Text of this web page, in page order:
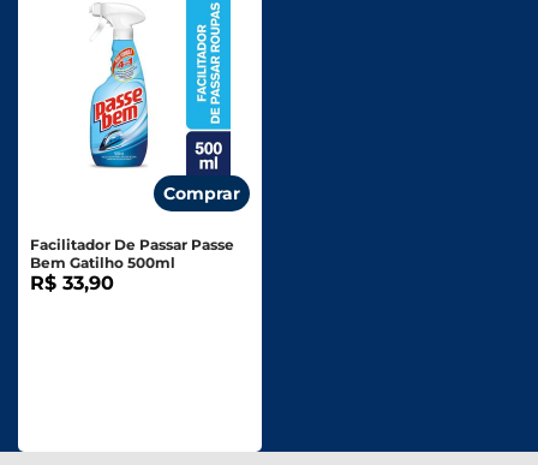
Comprar
Facilitador De Passar Passe
Bem Gatilho 500ml
R$ 33,90